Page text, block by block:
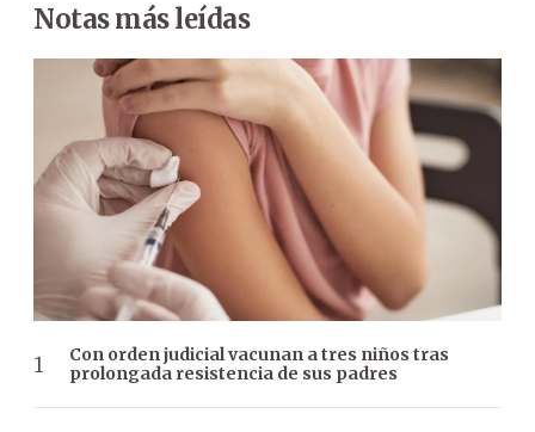
Notas más leídas
Con orden judicial vacunan a tres niños tras
prolongada resistencia de sus padres